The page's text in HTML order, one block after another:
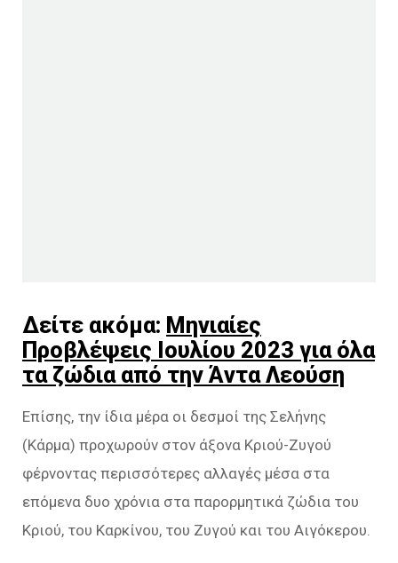
Δείτε ακόμα: Μηνιαίες
Προβλέψεις Ιουλίου 2023 για όλα
τα ζώδια από την Άντα Λεούση
Επίσης, την ίδια μέρα οι δεσμοί της Σελήνης
(Κάρμα) προχωρούν στον άξονα Κριού-Ζυγού
φέρνοντας περισσότερες αλλαγές μέσα στα
επόμενα δυο χρόνια στα παρορμητικά ζώδια του
Κριού, του Καρκίνου, του Ζυγού και του Αιγόκερου.